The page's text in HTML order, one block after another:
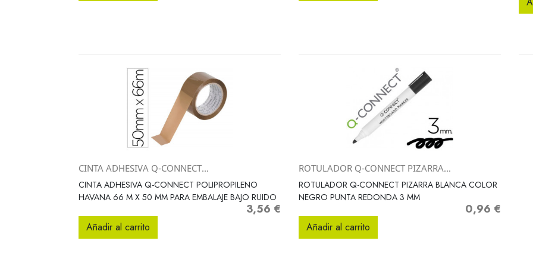
Vista rápida
CINTA ADHESIVA Q-CONNECT...
CINTA ADHESIVA Q-CONNECT POLIPROPILENO
HAVANA 66 M X 50 MM PARA EMBALAJE BAJO RUIDO
Precio
3,56 €
Añadir al carrito
 Vista rápida
ROTULADOR Q-CONNECT PIZARRA...
ROTULADOR Q-CONNECT PIZARRA BLANCA COLOR
NEGRO PUNTA REDONDA 3 MM
Precio
0,96 €
Añadir al carrito